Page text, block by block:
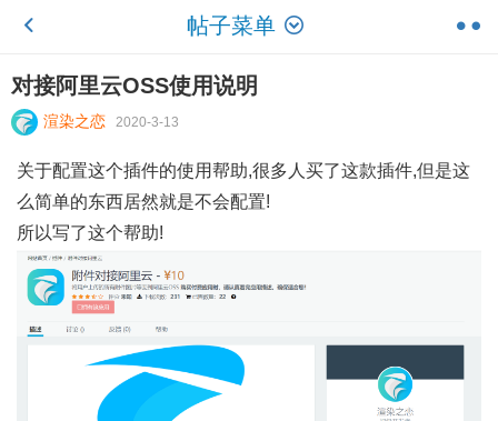
帖子菜单
对接阿里云OSS使用说明
渲染之恋 2020-3-13
关于配置这个插件的使用帮助,很多人买了这款插件,但是这
么简单的东西居然就是不会配置!
所以写了这个帮助!